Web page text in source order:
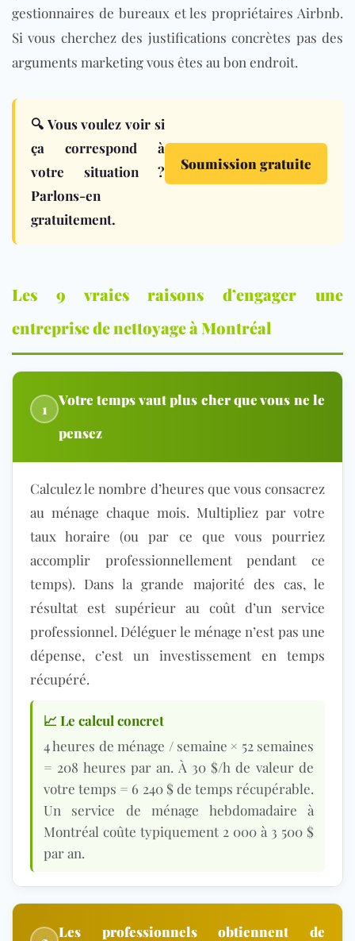
gestionnaires de bureaux et les propriétaires Airbnb.
Si vous cherchez des justifications concrètes pas des
arguments marketing vous êtes au bon endroit.
🔍 Vous voulez voir si
ça correspond à
votre situation ?
Parlons-en
gratuitement.
Soumission gratuite
Les 9 vraies raisons d’engager une
entreprise de nettoyage à Montréal
1
Votre temps vaut plus cher que vous ne le
pensez
Calculez le nombre d’heures que vous consacrez
au ménage chaque mois. Multipliez par votre
taux horaire (ou par ce que vous pourriez
accomplir professionnellement pendant ce
temps). Dans la grande majorité des cas, le
résultat est supérieur au coût d’un service
professionnel. Déléguer le ménage n’est pas une
dépense, c’est un investissement en temps
récupéré.
📈 Le calcul concret
4 heures de ménage / semaine × 52 semaines
= 208 heures par an. À 30 $/h de valeur de
votre temps = 6 240 $ de temps récupérable.
Un service de ménage hebdomadaire à
Montréal coûte typiquement 2 000 à 3 500 $
par an.
Les professionnels obtiennent de